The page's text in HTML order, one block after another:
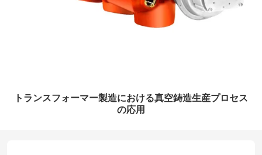
トランスフォーマー製造における真空鋳造生産プロセス
の応用